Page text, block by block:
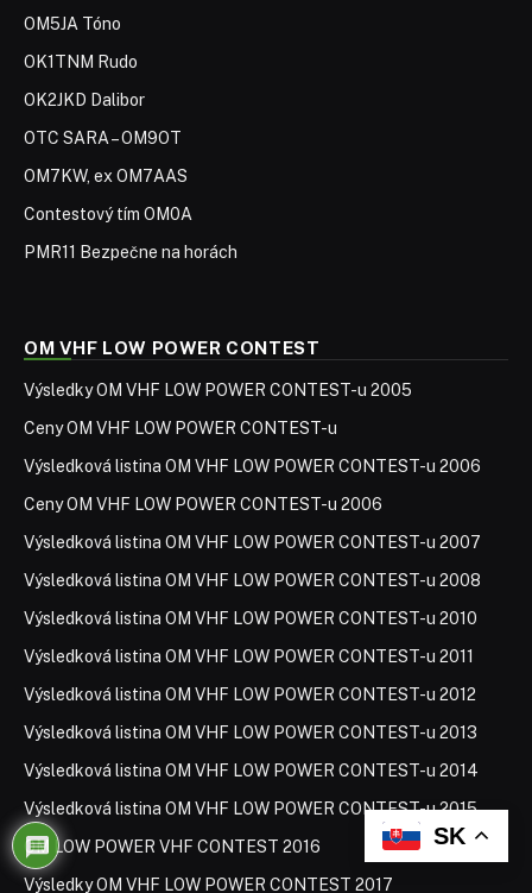
OM5JA Tóno
OK1TNM Rudo
OK2JKD Dalibor
OTC SARA – OM9OT
OM7KW, ex OM7AAS
Contestový tím OM0A
PMR11 Bezpečne na horách
OM VHF LOW POWER CONTEST
Výsledky OM VHF LOW POWER CONTEST-u 2005
Ceny OM VHF LOW POWER CONTEST-u
Výsledková listina OM VHF LOW POWER CONTEST-u 2006
Ceny OM VHF LOW POWER CONTEST-u 2006
Výsledková listina OM VHF LOW POWER CONTEST-u 2007
Výsledková listina OM VHF LOW POWER CONTEST-u 2008
Výsledková listina OM VHF LOW POWER CONTEST-u 2010
Výsledková listina OM VHF LOW POWER CONTEST-u 2011
Výsledková listina OM VHF LOW POWER CONTEST-u 2012
Výsledková listina OM VHF LOW POWER CONTEST-u 2013
Výsledková listina OM VHF LOW POWER CONTEST-u 2014
Výsledková listina OM VHF LOW POWER CONTEST-u 2015
OM LOW POWER VHF CONTEST 2016
Výsledky OM VHF LOW POWER CONTEST 2017
SK